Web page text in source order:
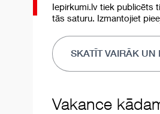
Iepirkumi.lv tiek publicēts
tās saturu. Izmantojiet
SKATĪT VAIRĀK UN
Vakance